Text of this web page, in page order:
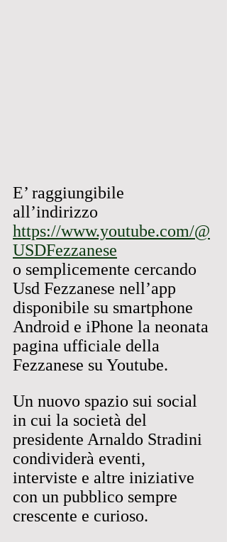
E’ raggiungibile
all’indirizzo
https://www.youtube.com/@
USDFezzanese
o semplicemente cercando
Usd Fezzanese nell’app
disponibile su smartphone
Android e iPhone la neonata
pagina ufficiale della
Fezzanese su Youtube.
Un nuovo spazio sui social
in cui la società del
presidente Arnaldo Stradini
condividerà eventi,
interviste e altre iniziative
con un pubblico sempre
crescente e curioso.